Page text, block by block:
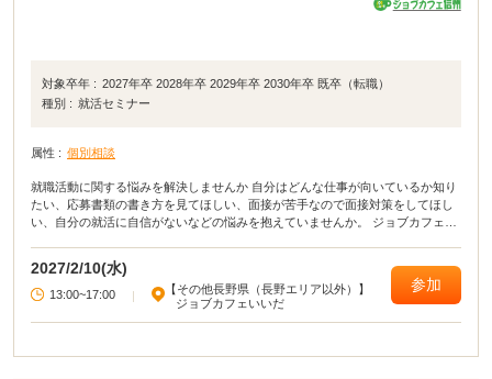
対象卒年 : 2027年卒 2028年卒 2029年卒 2030年卒 既卒（転職）
種別 : 就活セミナー
属性 : 個別相談
就職活動に関する悩みを解決しませんか 自分はどんな仕事が向いているか知り
たい、応募書類の書き方を見てほしい、面接が苦手なので面接対策をしてほし
い、自分の就活に自信がないなどの悩みを抱えていませんか。 ジョブカフェい
ェ信州との共催です。
2027/2/10(水)
13:00~17:00
【その他長野県（長野エリア以外）】
ジョブカフェいいだ
参加